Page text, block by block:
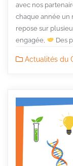
avec nos
chaque année un
repose sur
engagée,
Des
Actualités du